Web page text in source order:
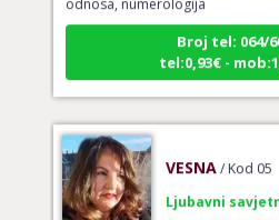
Broj tel: 064/
tel:0,93€ -